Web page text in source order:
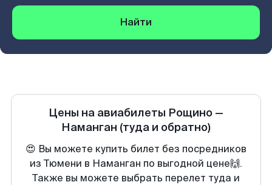
Найти
Цены на авиабилеты Рощино —
Наманган (туда и обратно)
😍 Вы можете купить билет без посредников
из Тюмени в Наманган по выгодной цене🙌.
Также вы можете выбрать перелет туда и